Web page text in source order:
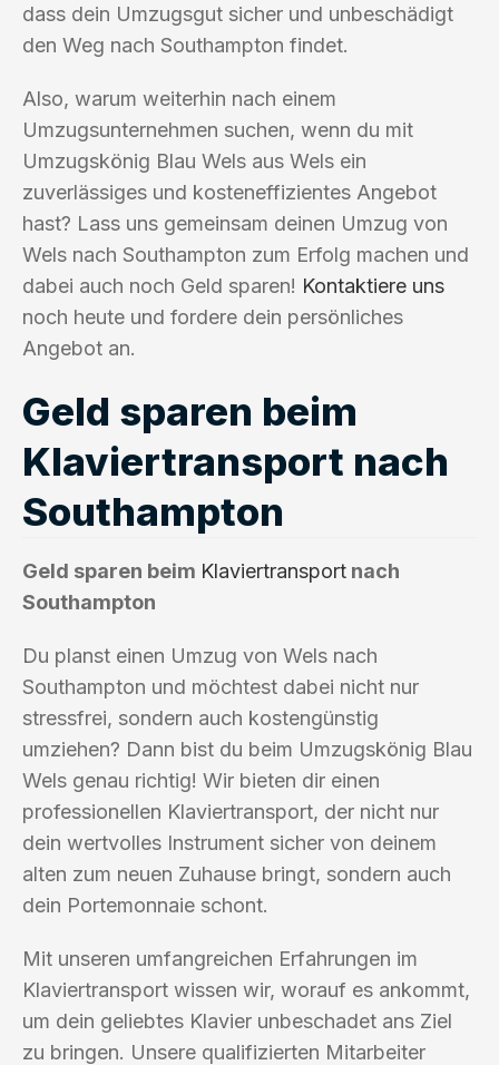
dass dein Umzugsgut sicher und unbeschädigt
den Weg nach Southampton findet.
Also, warum weiterhin nach einem
Umzugsunternehmen suchen, wenn du mit
Umzugskönig Blau Wels aus Wels ein
zuverlässiges und kosteneffizientes Angebot
hast? Lass uns gemeinsam deinen Umzug von
Wels nach Southampton zum Erfolg machen und
dabei auch noch Geld sparen! Kontaktiere uns
noch heute und fordere dein persönliches
Angebot an.
Geld sparen beim
Klaviertransport nach
Southampton
Geld sparen beim Klaviertransport nach
Southampton
Du planst einen Umzug von Wels nach
Southampton und möchtest dabei nicht nur
stressfrei, sondern auch kostengünstig
umziehen? Dann bist du beim Umzugskönig Blau
Wels genau richtig! Wir bieten dir einen
professionellen Klaviertransport, der nicht nur
dein wertvolles Instrument sicher von deinem
alten zum neuen Zuhause bringt, sondern auch
dein Portemonnaie schont.
Mit unseren umfangreichen Erfahrungen im
Klaviertransport wissen wir, worauf es ankommt,
um dein geliebtes Klavier unbeschadet ans Ziel
zu bringen. Unsere qualifizierten Mitarbeiter